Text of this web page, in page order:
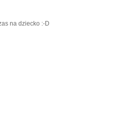
na dziecko :-D